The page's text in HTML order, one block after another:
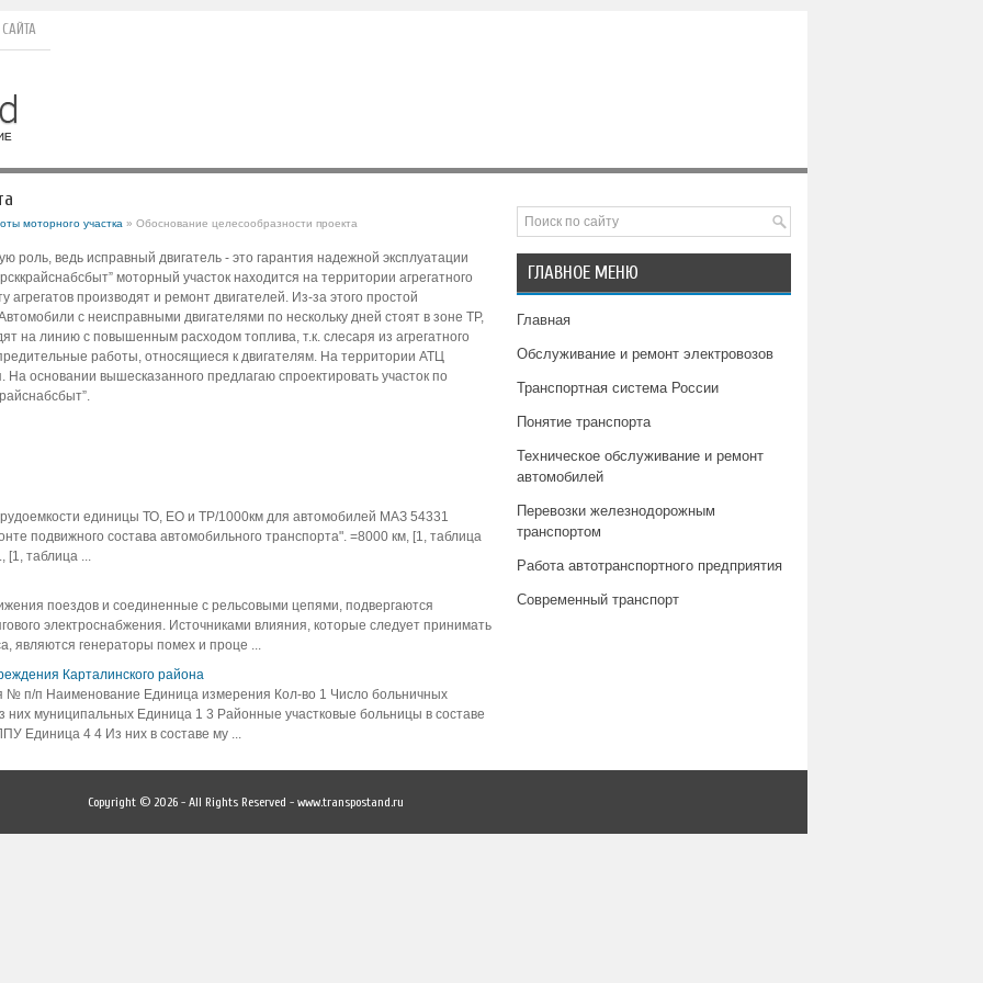
моторного участка » Обоснование целесообразности проекта
ведь исправный двигатель - это гарантия надежной эксплуатации
моторный участок находится на территории агрегатного
агрегатов производят и ремонт двигателей. Из-за этого простой
с неисправными двигателями по нескольку дней стоят в зоне ТР,
на линию с повышенным расходом топлива, т.к. слесаря из агрегатного
работы, относящиеся к двигателям. На территории АТЦ
основании вышесказанного предлагаю спроектировать участок по
единицы ТО, ЕО и ТР/1000км для автомобилей МАЗ 54331
подвижного состава автомобильного транспорта". =8000 км, [1, таблица
[1, таблица ...
поездов и соединенные с рельсовыми цепями, подвергаются
электроснабжения. Источниками влияния, которые следует принимать
являются генераторы помех и проце ...
Карталинского района
№ п/п Наименование Единица измерения Кол-во 1 Число больничных
муниципальных Единица 1 3 Районные участковые больницы в составе
Единица 4 4 Из них в составе му ...
ГЛАВНОЕ МЕНЮ
Главная
Обслуживание и ремонт электровозов
Транспортная система России
Понятие транспорта
Техническое обслуживание и ремонт
автомобилей
Перевозки железнодорожным
транспортом
Работа автотранспортного предприятия
Современный транспорт
Copyright © 2026 - All Rights Reserved - www.transpostand.ru